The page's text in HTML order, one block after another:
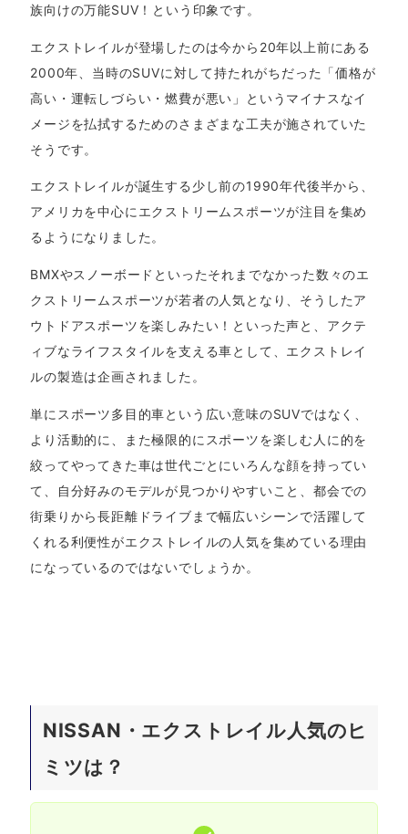
族向けの万能SUV！という印象です。
エクストレイルが登場したのは今から20年以上前にある
2000年、当時のSUVに対して持たれがちだった「価格が
高い・運転しづらい・燃費が悪い」というマイナスなイ
メージを払拭するためのさまざまな工夫が施されていた
そうです。
エクストレイルが誕生する少し前の1990年代後半から、
アメリカを中心にエクストリームスポーツが注目を集め
るようになりました。
BMXやスノーボードといったそれまでなかった数々のエ
クストリームスポーツが若者の人気となり、そうしたア
ウトドアスポーツを楽しみたい！といった声と、アクテ
ィブなライフスタイルを支える車として、エクストレイ
ルの製造は企画されました。
単にスポーツ多目的車という広い意味のSUVではなく、
より活動的に、また極限的にスポーツを楽しむ人に的を
絞ってやってきた車は世代ごとにいろんな顔を持ってい
て、自分好みのモデルが見つかりやすいこと、都会での
街乗りから長距離ドライブまで幅広いシーンで活躍して
くれる利便性がエクストレイルの人気を集めている理由
になっているのではないでしょうか。
NISSAN・エクストレイル人気のヒ
ミツは？